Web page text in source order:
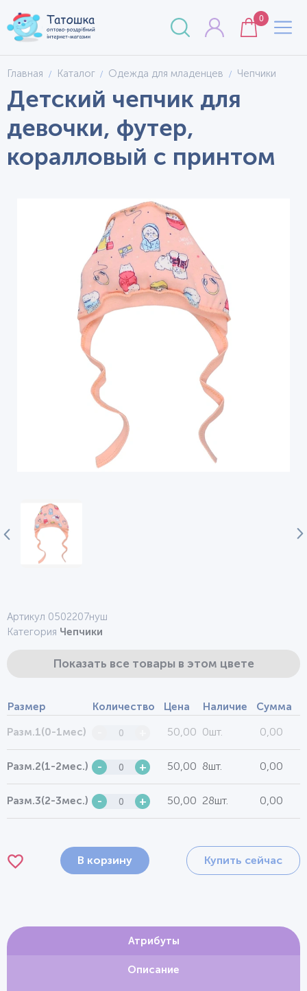
0
Главная Каталог Одежда для младенцев Чепчики
Детский чепчик для
девочки, футер,
коралловый с принтом
Артикул 0502207нуш
Категория Чепчики
Показать все товары в этом цвете
Размер Количество Цена Наличие Сумма
Разм.1(0-1мес) 50,00 0шт. 0,00
Разм.2(1-2мес.) - + 50,00 8шт. 0,00
Разм.3(2-3мес.) - + 50,00 28шт. 0,00
В корзину Купить сейчас
Атрибуты
Описание